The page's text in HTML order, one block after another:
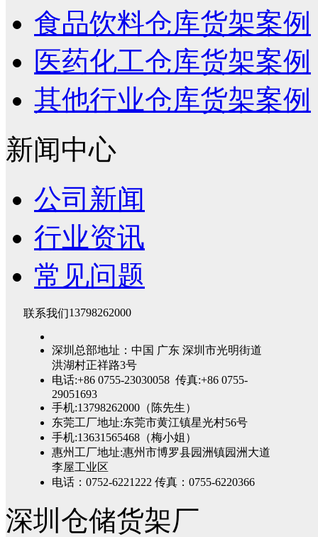
食品饮料仓库货架案例
医药化工仓库货架案例
其他行业仓库货架案例
新闻中心
公司新闻
行业资讯
常见问题
联系我们13798262000
深圳总部地址：中国 广东 深圳市光明街道
洪湖村正祥路3号
电话:+86 0755-23030058 传真:+86 0755-
29051693
手机:13798262000（陈先生）
东莞工厂地址:东莞市黄江镇星光村56号
手机:13631565468（梅小姐）
惠州工厂地址:惠州市博罗县园洲镇园洲大道
李屋工业区
电话：0752-6221222 传真：0755-6220366
深圳仓储货架厂